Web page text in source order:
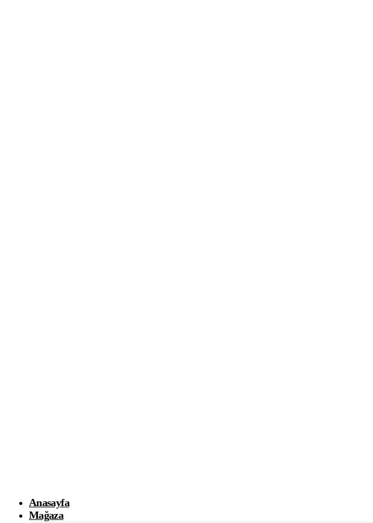
Anasayfa
Mağaza